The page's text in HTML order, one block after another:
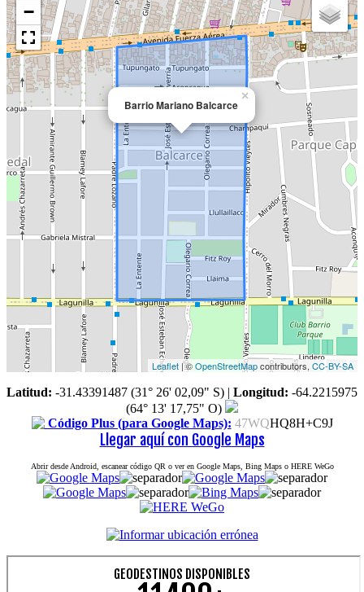
Barrio Mariano Balcarce
×
−
Leaflet | ©OpenStreetMapcontributors, CC-BY-SA
Latitud: -31.43391487 (31° 26' 02,09" S) | Longitud: -64.2215975
(64° 13' 17,75" O)
Código Plus (para Google Maps): 47WQHQ8H+C9J
Llegar aquí con Google Maps
Abrir desde Android, escanear código QR o ver en Google Maps, Bing Maps o HERE WeGo
GEODESTINOS DISPONIBLES